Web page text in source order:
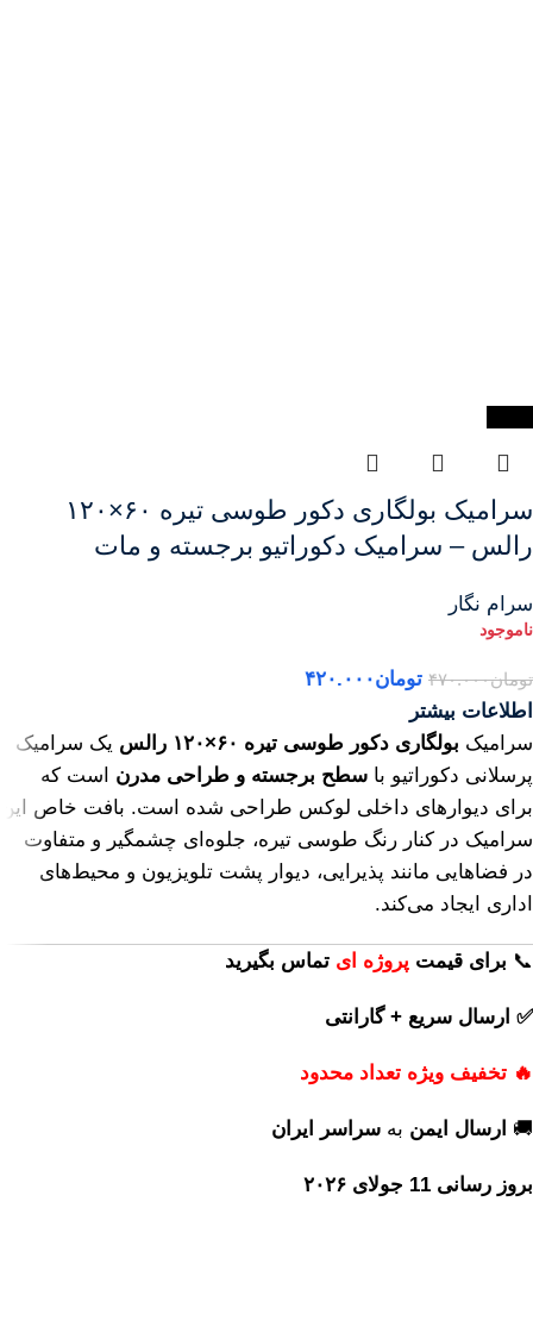
سرامیک بولگاری دکور طوسی تیره ۶۰×۱۲۰
رالس – سرامیک دکوراتیو برجسته و مات
سرام نگار
تومان۴۷۰.۰۰۰ تومان۴۲۰.۰۰۰
اطلاعات بیشتر
سرامیک بولگاری دکور طوسی تیره ۶۰×۱۲۰ رالس
یک سرامیک
پرسلانی دکوراتیو با سطح برجسته و طراحی مدرن است که
برای دیوارهای داخلی لوکس طراحی شده است. بافت خاص این
سرامیک در کنار رنگ طوسی تیره، جلوه‌ای چشمگیر و متفاوت
در فضاهایی مانند پذیرایی، دیوار پشت تلویزیون و محیط‌های
اداری ایجاد می‌کند.
📞 برای قیمت پروژه ای تماس بگیرید
✅ ارسال سریع + گارانتی
🔥 تخفیف ویژه تعداد محدود
🚚 ارسال ایمن به سراسر ایران
بروز رسانی 11 جولای ۲۰۲۶